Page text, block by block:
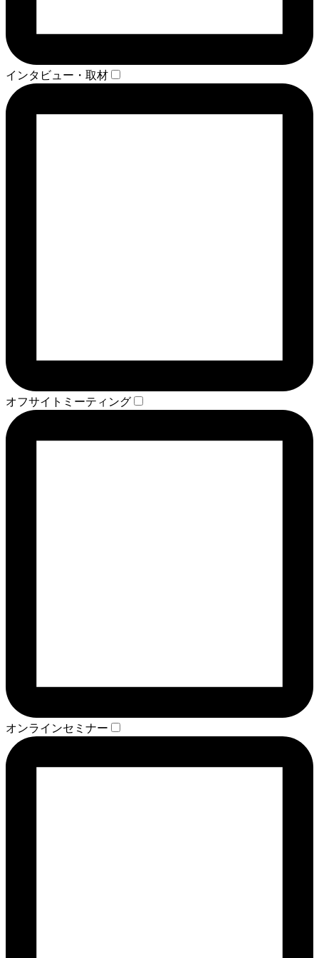
インタビュー・取材
オフサイトミーティング
オンラインセミナー